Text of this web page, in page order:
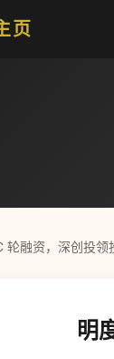
页
轮融资，深创投领
明